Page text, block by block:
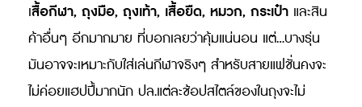
เสื้อกีฬา, ถุงมือ, ถุงเท้า, เสื้อยืด, หมวก, กระเป๋า และสิน
ค้าอื่นๆ อีกมากมาย ที่บอกเลยว่าคุ้มแน่นอน แต่…บางรุ่น
มันอาจจะเหมาะกับใส่เล่นกีฬาจริงๆ สำหรับสายแฟชั่นคงจะ
ไม่ค่อยแฮปปี้มากนัก ปล.แต่ละช้อปสไตล์ของในถุงจะไม่